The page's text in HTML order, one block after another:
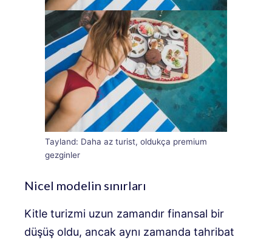
Tayland: Daha az turist, oldukça premium
gezginler
Nicel modelin sınırları
Kitle turizmi uzun zamandır finansal bir
düşüş oldu, ancak aynı zamanda tahribat